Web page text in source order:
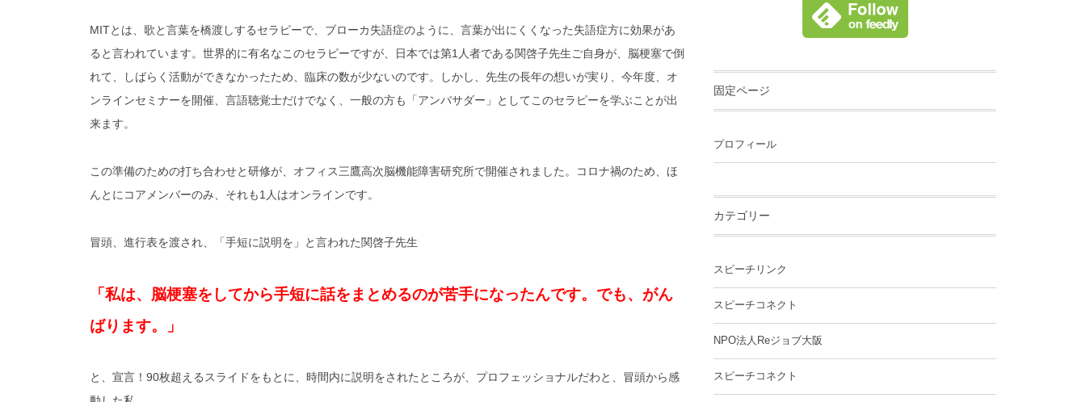
MITとは、歌と言葉を橋渡しするセラピーで、ブローカ失語症のように、言葉が出にくくなった失語症方に効果があ
ると言われています。世界的に有名なこのセラピーですが、日本では第1人者である関啓子先生ご自身が、脳梗塞で倒
れて、しばらく活動ができなかったため、臨床の数が少ないのです。しかし、先生の長年の想いが実り、今年度、オ
ンラインセミナーを開催、言語聴覚士だけでなく、一般の方も「アンバサダー」としてこのセラピーを学ぶことが出
来ます。
この準備のための打ち合わせと研修が、オフィス三鷹高次脳機能障害研究所で開催されました。コロナ禍のため、ほ
んとにコアメンバーのみ、それも1人はオンラインです。
冒頭、進行表を渡され、「手短に説明を」と言われた関啓子先生
「私は、脳梗塞をしてから手短に話をまとめるのが苦手になったんです。でも、がん
ばります。」
と、宣言！90枚超えるスライドをもとに、時間内に説明をされたところが、プロフェッショナルだわと、冒頭から感
固定ページ
プロフィール
カテゴリー
スピーチリンク
スピーチコネクト
NPO法人Reジョブ大阪
スピーチコネクト